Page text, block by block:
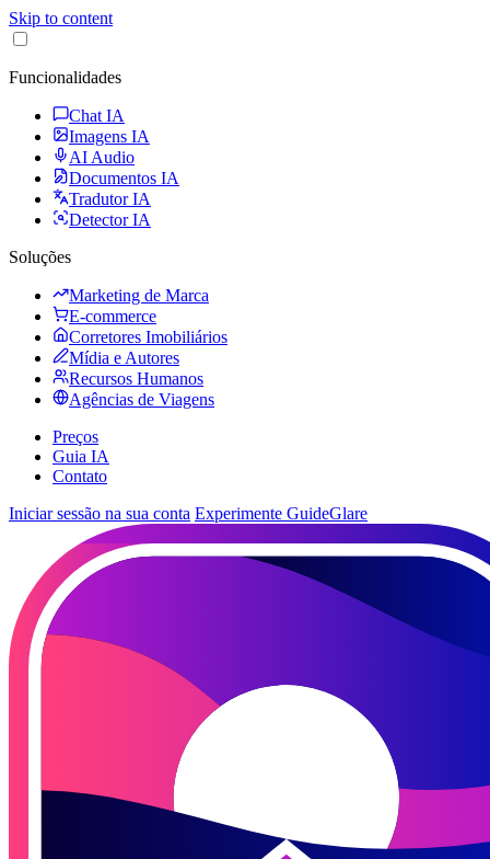
Skip to content
Funcionalidades
Chat IA
Imagens IA
AI Audio
Documentos IA
Tradutor IA
Detector IA
Soluções
Marketing de Marca
E-commerce
Corretores Imobiliários
Mídia e Autores
Recursos Humanos
Agências de Viagens
Preços
Guia IA
Contato
Iniciar sessão na sua conta Experimente GuideGlare